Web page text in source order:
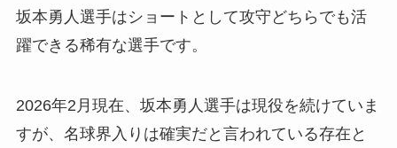
坂本勇人選手はショートとして攻守どちらでも活
躍できる稀有な選手です。
2026年2月現在、坂本勇人選手は現役を続けていま
すが、名球界入りは確実だと言われている存在と